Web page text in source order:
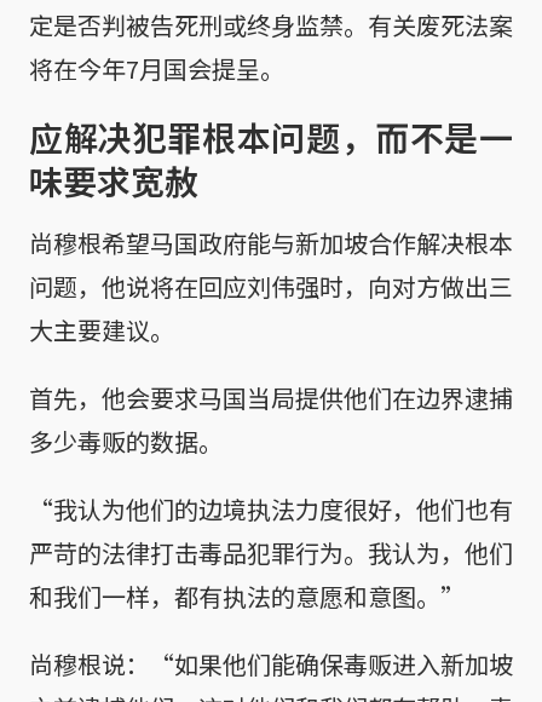
定是否判被告死刑或终身监禁。有关废死法案
将在今年7月国会提呈。
应解决犯罪根本问题，而不是一
味要求宽赦
尚穆根希望马国政府能与新加坡合作解决根本
问题，他说将在回应刘伟强时，向对方做出三
大主要建议。
首先，他会要求马国当局提供他们在边界逮捕
多少毒贩的数据。
“我认为他们的边境执法力度很好，他们也有
严苛的法律打击毒品犯罪行为。我认为，他们
和我们一样，都有执法的意愿和意图。”
尚穆根说：“如果他们能确保毒贩进入新加坡